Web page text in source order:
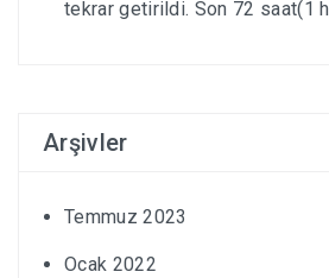
tekrar getirildi. Son 72 saat(1
Arşivler
Temmuz 2023
Ocak 2022